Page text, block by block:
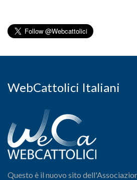
WebCattolici Italiani
Questo è il nuovo sito